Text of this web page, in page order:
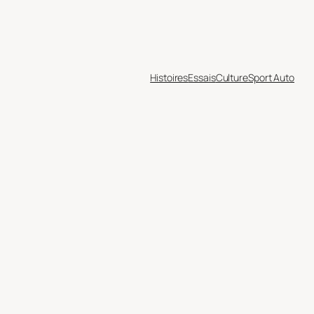
HistoiresEssaisCultureSport Auto